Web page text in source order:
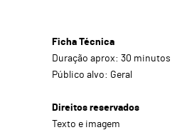
Ficha Técnica
Duração aprox: 30 minutos
Público alvo: Geral
Direitos reservados
Texto e imagem